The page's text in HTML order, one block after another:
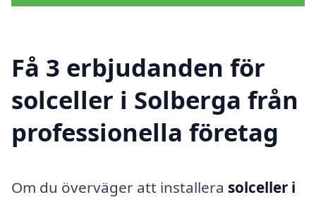
Få 3 erbjudanden för
solceller i Solberga från
professionella företag
Om du överväger att installera solceller i